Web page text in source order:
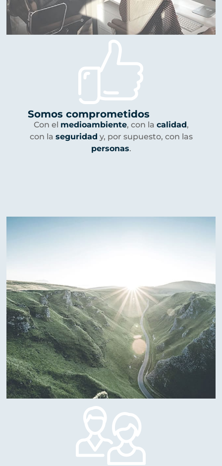
Somos comprometidos
Con el medioambiente, con la calidad,
con la seguridad y, por supuesto, con las
personas.